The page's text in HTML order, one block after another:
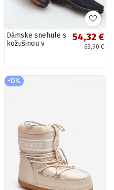
Dámske snehule s
kožušinou v
54,32 €
63,90 €
-15%